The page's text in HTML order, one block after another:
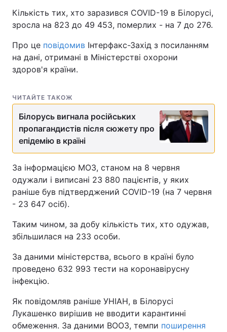
Кількість тих, хто заразився COVID-19 в Білорусі,
зросла на 823 до 49 453, померлих - на 7 до 276.
Про це повідомив Інтерфакс-Захід з посиланням
на дані, отримані в Міністерстві охорони
здоров'я країни.
ЧИТАЙТЕ ТАКОЖ
Білорусь вигнала російських
пропагандистів після сюжету про
епідемію в країні
За інформацією МОЗ, станом на 8 червня
одужали і виписані 23 880 пацієнтів, у яких
раніше був підтверджений COVID-19 (на 7 червня
- 23 647 осіб).
Таким чином, за добу кількість тих, хто одужав,
збільшилася на 233 особи.
За даними міністерства, всього в країні було
проведено 632 993 тести на коронавірусну
інфекцію.
Як повідомляв раніше УНІАН, в Білорусі
Лукашенко вирішив не вводити карантинні
обмеження. За даними ВООЗ, темпи поширення